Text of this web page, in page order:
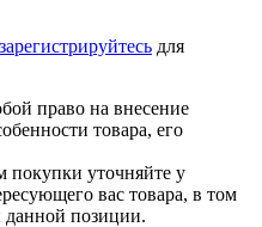
зарегистрируйтесь для
право на внесение
товара, его
покупки уточняйте у
вас товара, в том
позиции.